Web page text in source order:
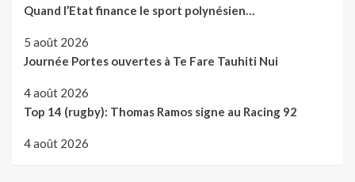
Quand l’Etat finance le sport polynésien…
5 août 2026
Journée Portes ouvertes à Te Fare Tauhiti Nui
4 août 2026
Top 14 (rugby): Thomas Ramos signe au Racing 92
4 août 2026